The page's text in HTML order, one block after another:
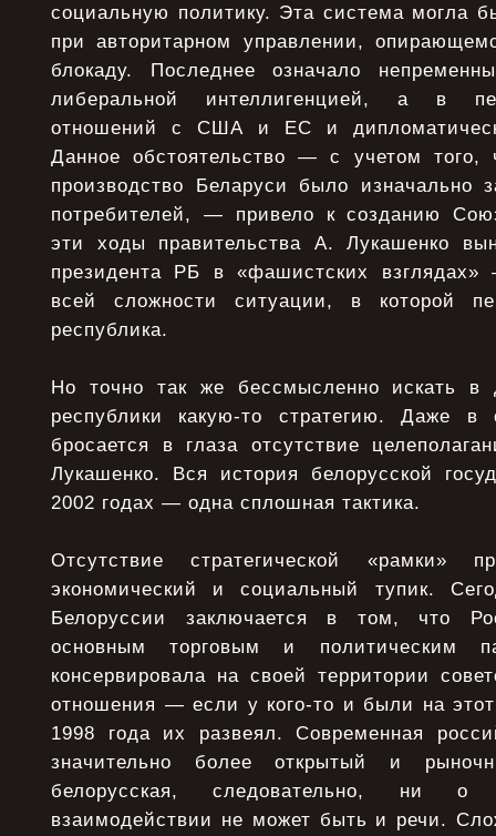
социальную политику. Эта система могла
при авторитарном управлении,
блокаду. Последнее означало
либеральной интеллигенцией, а в
отношений с США и ЕС и
Данное обстоятельство — с учетом того,
производство Беларуси было изначально
потребителей, — привело к созданию
эти ходы правительства А. Лукашенко
президента РБ в «фашистских
всей сложности ситуации, в которой
республика.
Но точно так же бессмысленно искать в
республики какую-то стратегию. Даже в
бросается в глаза отсутствие
Лукашенко. Вся история белорусской
2002 годах — одна сплошная тактика.
Отсутствие стратегической «рамки»
экономический и социальный тупик.
Белоруссии заключается в том, что
основным торговым и политическим
консервировала на своей территории
отношения — если у кого-то и были на
1998 года их развеял. Современная
значительно более открытый и
белорусская, следовательно, ни о
взаимодействии не может быть и речи.